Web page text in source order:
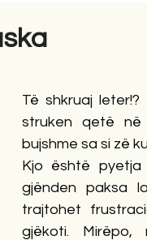
Të shkruaj
struken qetë
bujshme sa si zë
Kjo është
gjënden paksa
trajtohet
gjëkoti.